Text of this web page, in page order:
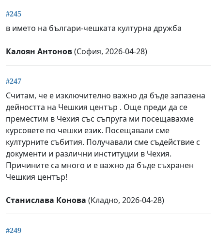
#245
в името на българи-чешката културна дружба
Калоян Антонов(София, 2026-04-28)
#247
Считам, че е изключително важно да бъде запазена
дейността на Чешкия център . Още преди да се
преместим в Чехия със съпруга ми посещавахме
курсовете по чешки език. Посещавали сме
културните събития. Получавали сме съдействие с
документи и различни институции в Чехия.
Причините са много и е важно да бъде съхранен
Чешкия център!
Станислава Конова (Кладно, 2026-04-28)
#249